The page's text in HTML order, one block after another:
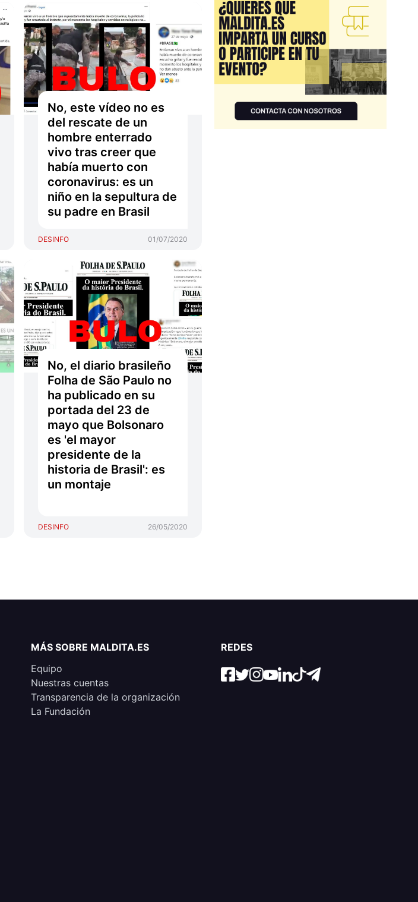
No, este vídeo no es
del rescate de un
hombre enterrado
vivo tras creer que
había muerto con
coronavirus: es un
niño en la sepultura de
su padre en Brasil
DESINFO 01/07/2020
No, el diario brasileño
Folha de São Paulo no
ha publicado en su
portada del 23 de
mayo que Bolsonaro
es 'el mayor
presidente de la
historia de Brasil': es
un montaje
DESINFO 26/05/2020
MÁS SOBRE MALDITA.ES
Equipo
Nuestras cuentas
Transparencia de la organización
La Fundación
REDES